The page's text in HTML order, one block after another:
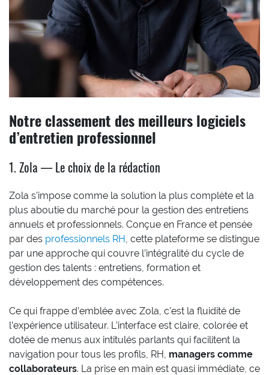
Notre classement des meilleurs logiciels
d’entretien professionnel
1. Zola — Le choix de la rédaction
Zola s’impose comme la solution la plus complète et la
plus aboutie du marché pour la gestion des entretiens
annuels et professionnels. Conçue en France et pensée
par des professionnels RH, cette plateforme se distingue
par une approche qui couvre l’intégralité du cycle de
gestion des talents : entretiens, formation et
développement des compétences.
Ce qui frappe d’emblée avec Zola, c’est la fluidité de
l’expérience utilisateur. L’interface est claire, colorée et
dotée de menus aux intitulés parlants qui facilitent la
navigation pour tous les profils, RH, managers comme
collaborateurs. La prise en main est quasi immédiate, ce